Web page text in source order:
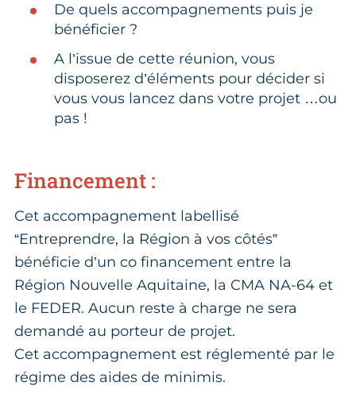
De quels accompagnements puis je
bénéficier ?
A l’issue de cette réunion, vous
disposerez d’éléments pour décider si
vous vous lancez dans votre projet …ou
pas !
Financement :
Cet accompagnement labellisé
“Entreprendre, la Région à vos côtés”
bénéficie d’un co financement entre la
Région Nouvelle Aquitaine, la CMA NA-64 et
le FEDER. Aucun reste à charge ne sera
demandé au porteur de projet.
Cet accompagnement est réglementé par le
régime des aides de minimis.